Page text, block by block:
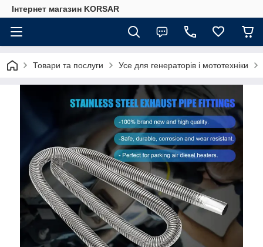
Iнтернет магазин KORSAR
Товари та послуги Усе для генераторів і мототехніки